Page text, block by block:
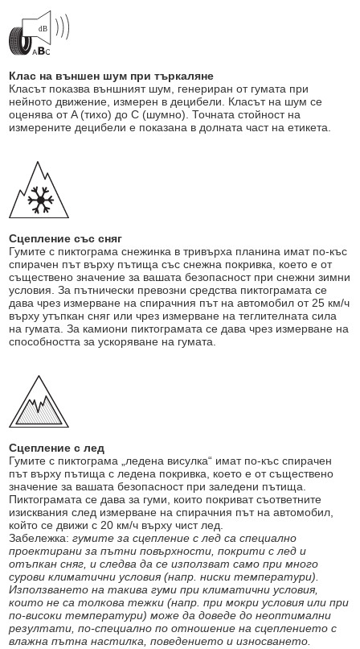
Клас на външен шум при търкаляне
Класът показва външният шум, генериран от гумата при
нейното движение, измерен в децибели. Класът на шум се
оценява от A (тихо) до C (шумно). Точната стойност на
измерените децибели е показана в долната част на етикета.
Сцепление със сняг
Гумите с пиктограма снежинка в тривърха планина имат по-къс
спирачен път върху пътища със снежна покривка, което е от
съществено значение за вашата безопасност при снежни зимни
условия. За пътнически превозни средства пиктограмата се
дава чрез измерване на спирачния път на автомобил от 25 км/ч
върху утъпкан сняг или чрез измерване на теглителната сила
на гумата. За камиони пиктограмата се дава чрез измерване на
способността за ускоряване на гумата.
Сцепление с лед
Гумите с пиктограма „ледена висулка“ имат по-къс спирачен
път върху пътища с ледена покривка, което е от съществено
значение за вашата безопасност при заледени пътища.
Пиктограмата се дава за гуми, които покриват съответните
изисквания след измерване на спирачния път на автомобил,
който се движи с 20 км/ч върху чист лед.
Забележка:гумите за сцепление с лед са специално
проектирани за пътни повърхности, покрити с лед и
отъпкан сняг, и следва да се използват само при много
сурови климатични условия (напр. ниски температури).
Използването на такива гуми при климатични условия,
които не са толкова тежки (напр. при мокри условия или при
по-високи температури) може да доведе до неоптимални
резултати, по-специално по отношение на сцеплението с
влажна пътна настилка, поведението и износването.